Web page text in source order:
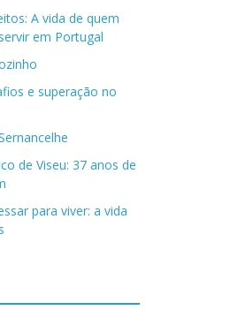
A vida de quem
em Portugal
e superação no
de Viseu: 37 anos de
para viver: a vida